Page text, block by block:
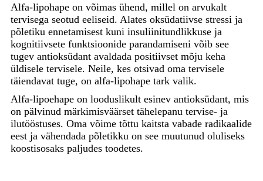
Alfa-lipohape on võimas ühend, millel on arvukalt
tervisega seotud eeliseid. Alates oksüdatiivse stressi ja
põletiku ennetamisest kuni insuliinitundlikkuse ja
kognitiivsete funktsioonide parandamiseni võib see
tugev antioksüdant avaldada positiivset mõju keha
üldisele tervisele. Neile, kes otsivad oma tervisele
täiendavat tuge, on alfa-lipohape tark valik.
Alfa-lipoehape on looduslikult esinev antioksüdant, mis
on pälvinud märkimisväärset tähelepanu tervise- ja
ilutööstuses. Oma võime tõttu kaitsta vabade radikaalide
eest ja vähendada põletikku on see muutunud oluliseks
koostisosaks paljudes toodetes.